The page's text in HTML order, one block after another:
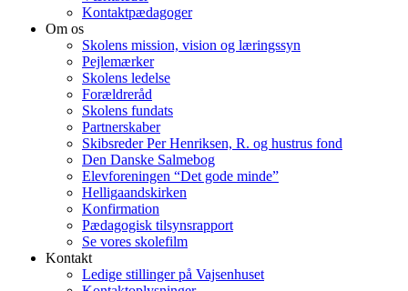
Kontaktpædagoger
Om os
Skolens mission, vision og læringssyn
Pejlemærker
Skolens ledelse
Forældreråd
Skolens fundats
Partnerskaber
Skibsreder Per Henriksen, R. og hustrus fond
Den Danske Salmebog
Elevforeningen “Det gode minde”
Helligaandskirken
Konfirmation
Pædagogisk tilsynsrapport
Se vores skolefilm
Kontakt
Ledige stillinger på Vajsenhuset